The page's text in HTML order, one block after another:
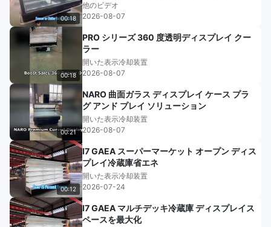
00:18
他のビデオ
2026-08-07
00:18
PRO シリーズ 360 度透明ディスプレイ クー
ラー
開いた表示冷却装置
2026-08-07
00:21
NARO 曲面ガラス ディスプレイ ケース プラ
グ アンド プレイ ソリューション
開いた表示冷却装置
2026-08-07
00:12
I7 GAEA スーパーマーケット オープン ディス
プレイ冷蔵庫省エネ
開いた表示冷却装置
2026-07-24
I7 GAEA マルチデッキ冷蔵庫 ディスプレイス
ペースを最大化